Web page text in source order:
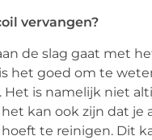
vervangen?
de slag gaat met
het goed om te
Het is namelijk niet
kan ook zijn dat je
te reinigen. Dit